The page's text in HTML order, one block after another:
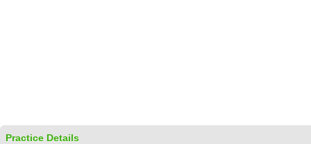
Practice Details